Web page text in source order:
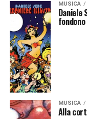
MUSICA
Daniele
fondono
MUSICA
Alla